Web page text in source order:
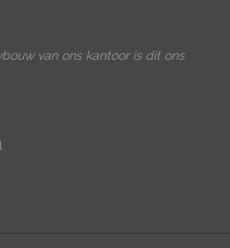
van ons kantoor is dit ons